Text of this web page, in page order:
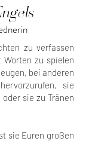
zu verfassen
zu spielen
bei anderen
sie
sie zu Tränen
sie Euren großen